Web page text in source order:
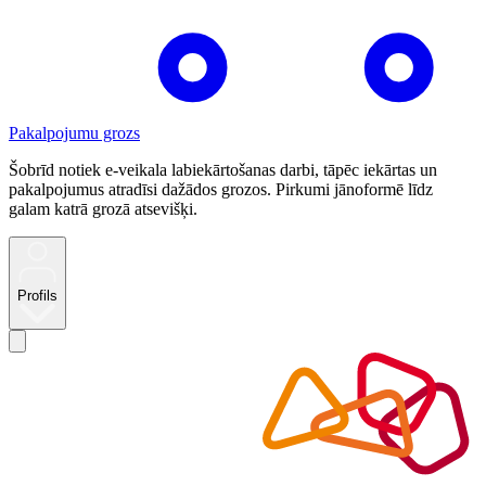
Pakalpojumu grozs
Šobrīd notiek e-veikala labiekārtošanas darbi, tāpēc iekārtas un
pakalpojumus atradīsi dažādos grozos. Pirkumi jānoformē līdz
galam katrā grozā atsevišķi.
Profils